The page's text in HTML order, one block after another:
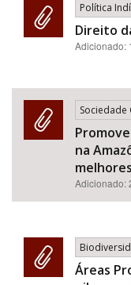
Política
Direito
Adicionado:
Sociedade
na
Adicionado:
Áreas